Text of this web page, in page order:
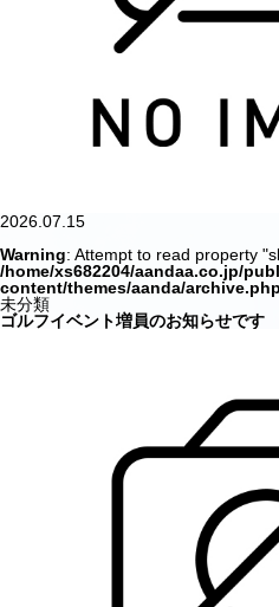
2026.07.15
Warning: Attempt to read property
/home/xs682204/aandaa.co.jp/
content/themes/aanda/archive.php
未分類
ゴルフイベント増員のお知らせです